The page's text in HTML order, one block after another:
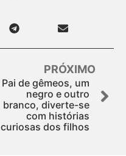
PRÓXIMO
Pai de gêmeos, um
negro e outro
branco, diverte-se
com histórias
curiosas dos filhos